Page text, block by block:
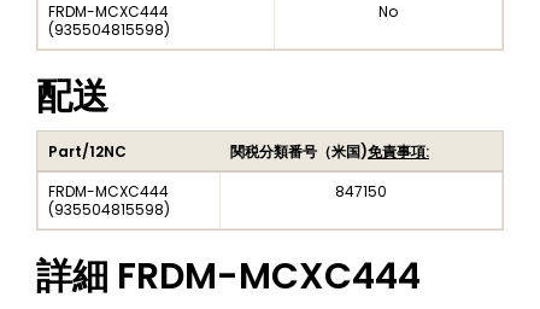
FRDM-MCXC444
(935504815598)
No
配送
Part/12NC 関税分類番号（米国)免責事項:
FRDM-MCXC444
(935504815598)
847150
詳細 FRDM-MCXC444